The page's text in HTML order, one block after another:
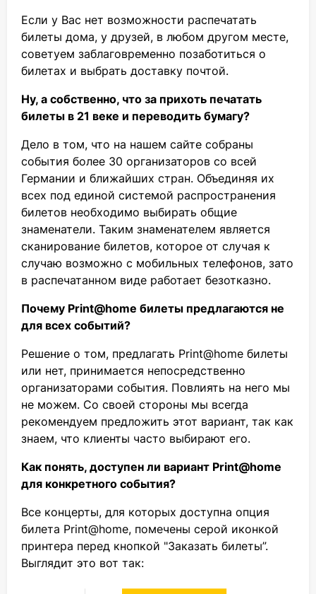
Если у Вас нет возможности распечатать
билеты дома, у друзей, в любом другом месте,
советуем заблаговременно позаботиться о
билетах и выбрать доставку почтой.
Ну, а собственно, что за прихоть печатать
билеты в 21 веке и переводить бумагу?
Дело в том, что на нашем сайте собраны
события более 30 организаторов со всей
Германии и ближайших стран. Объединяя их
всех под единой системой распространения
билетов необходимо выбирать общие
знаменатели. Таким знаменателем является
сканирование билетов, которое от случая к
случаю возможно с мобильных телефонов, зато
в распечатанном виде работает безотказно.
Почему Print@home билеты предлагаются не
для всех событий?
Решение о том, предлагать Print@home билеты
или нет, принимается непосредственно
организаторами события. Повлиять на него мы
не можем. Со своей стороны мы всегда
рекомендуем предложить этот вариант, так как
знаем, что клиенты часто выбирают его.
Как понять, доступен ли вариант Print@home
для конкретного события?
Все концерты, для которых доступна опция
билета Print@home, помечены серой иконкой
принтера перед кнопкой "Заказать билеты”.
Выглядит это вот так: